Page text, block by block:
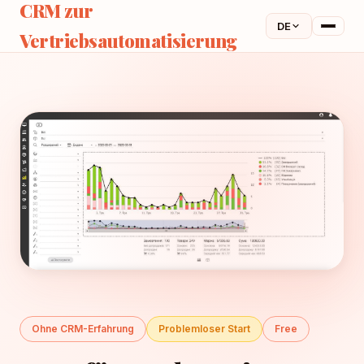
CRM zur
Vertriebsautomatisierung
DE
Ohne CRM-Erfahrung Problemloser Start Free